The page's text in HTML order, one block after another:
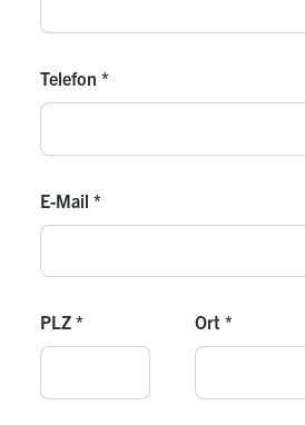
Telefon *
E-Mail *
PLZ * Ort *